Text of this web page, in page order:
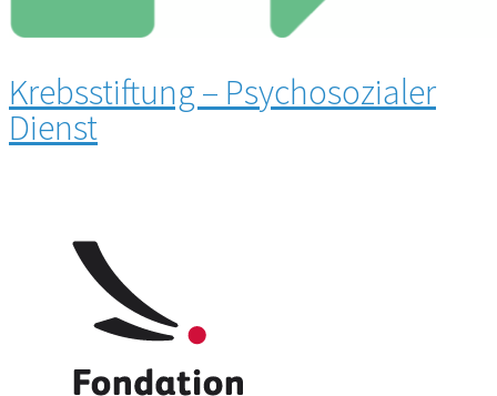
Krebsstiftung – Psychosozialer
Dienst